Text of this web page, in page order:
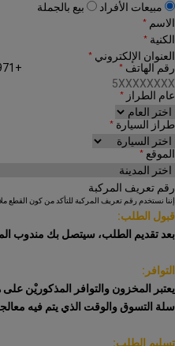
مبيعات الأفراد
بيع بالجملة
الاسم *
الكنية *
العنوان الإلكتروني *
رقم الهاتف *
+971
عام الطراز *
طراز السيارة *
الموقع *
رقم تعريف المركبة
إننا نستخدم رقم تعريف المركبة للتأكد من كون القطع
قبول الطلب:
بعد تقديم الطلب، سيتصل بك مندوب
التوافر:
يعتبر المخزون والتوافر المذكوريْن
سلة التسوق والوقت الذي يتم فيه
تسليم الطلب: